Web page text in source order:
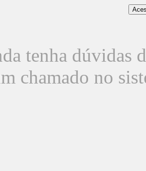
tenha dúvidas
chamado no